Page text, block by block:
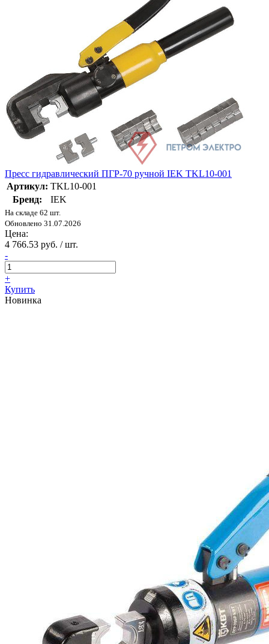
Пресс гидравлический ПГР-70 ручной IEK TKL10-001
Артикул: TKL10-001
Бренд:
IEK
На складе 62 шт.
Обновлено 31.07.2026
Цена:
4 766.53 руб. / шт.
-
+
Купить
Новинка